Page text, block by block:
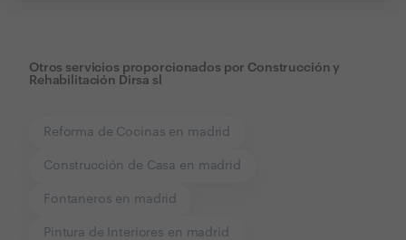
Otros servicios proporcionados por Construcción y
Rehabilitación Dirsa sl
Reforma de Cocinas en madrid
Construcción de Casa en madrid
Fontaneros en madrid
Pintura de Interiores en madrid